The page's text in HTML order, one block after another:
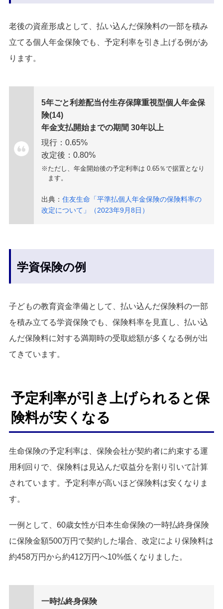
老後の資産形成として、払い込んだ保険料の一部を積み
立てる個人年金保険でも、予定利率を引き上げる例があ
ります。
5年ごと利差配当付生存保障重視型個人年金保
険(14)
年金支払開始までの期間 30年以上
現行：0.65%
改定後：0.80%
※ただし、年金開始後の予定利率は 0.65％で据置となり
ます。
出典： 住友生命「平準払個人年金保険の保険料率の
改定について」（2023年9月8日）
学資保険の例
子どもの教育資金準備として、払い込んだ保険料の一部
を積み立てる学資保険でも、保険料率を見直し、払い込
んだ保険料に対する満期時の受取総額が多くなる例が出
てきています。
予定利率が引き上げられると保
険料が安くなる
生命保険の予定利率は、保険会社が契約者に約束する運
用利回りで、保険料は見込んだ収益分を割り引いて計算
されています。予定利率が高いほど保険料は安くなりま
す。
一例として、60歳女性が日本生命保険の一時払終身保険
に保険金額500万円で契約した場合、改定により保険料は
約458万円から約412万円へ10%低くなりました。
一時払終身保険